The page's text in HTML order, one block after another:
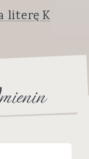
literę K